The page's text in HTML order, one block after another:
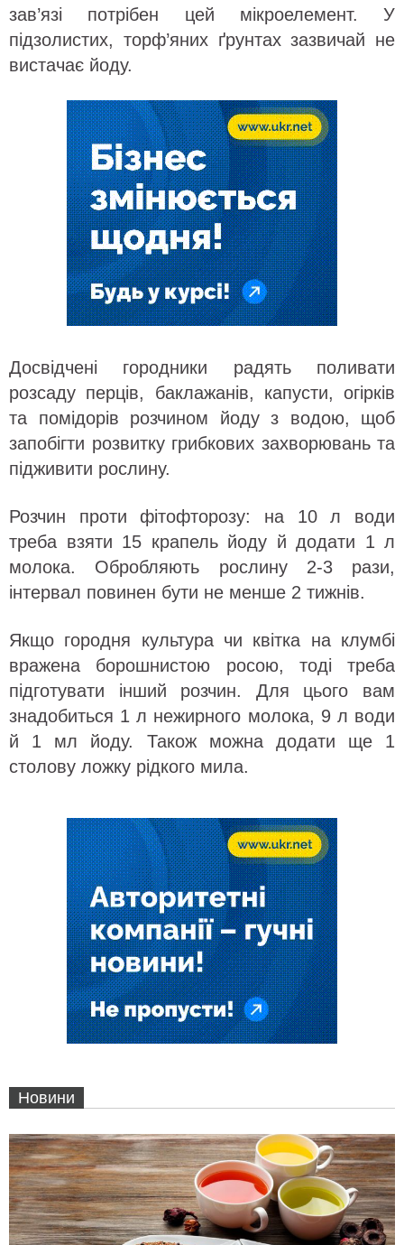
зав’язі потрібен цей мікроелемент. У
підзолистих, торф’яних ґрунтах зазвичай не
вистачає йоду.
Досвідчені городники радять поливати
розсаду перців, баклажанів, капусти, огірків
та помідорів розчином йоду з водою, щоб
запобігти розвитку грибкових захворювань та
підживити рослину.
Розчин проти фітофторозу: на 10 л води
треба взяти 15 крапель йоду й додати 1 л
молока. Обробляють рослину 2-3 рази,
інтервал повинен бути не менше 2 тижнів.
Якщо городня культура чи квітка на клумбі
вражена борошнистою росою, тоді треба
підготувати інший розчин. Для цього вам
знадобиться 1 л нежирного молока, 9 л води
й 1 мл йоду. Також можна додати ще 1
столову ложку рідкого мила.
Новини